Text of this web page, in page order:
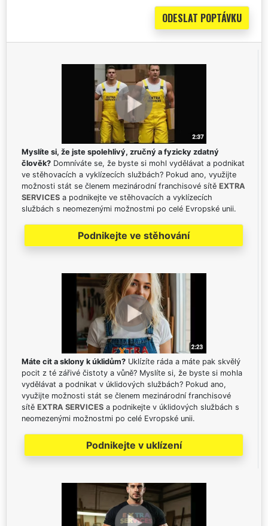
Myslíte si, že jste spolehlivý, zručný a fyzicky zdatný
člověk? Domníváte se, že byste si mohl vydělávat a podnikat
ve stěhovacích a vyklízecích službách? Pokud ano, využijte
možnosti stát se členem mezinárodní franchisové sítě EXTRA
SERVICES a podnikejte ve stěhovacích a vyklízecích
službách s neomezenými možnostmi po celé Evropské unii.
Podnikejte ve stěhování
Máte cit a sklony k úklidům? Uklízíte ráda a máte pak skvělý
pocit z té zářivé čistoty a vůně? Myslíte si, že byste si mohla
vydělávat a podnikat v úklidových službách? Pokud ano,
využijte možnosti stát se členem mezinárodní franchisové
sítě EXTRA SERVICES a podnikejte v úklidových službách s
neomezenými možnostmi po celé Evropské unii.
Podnikejte v uklízení